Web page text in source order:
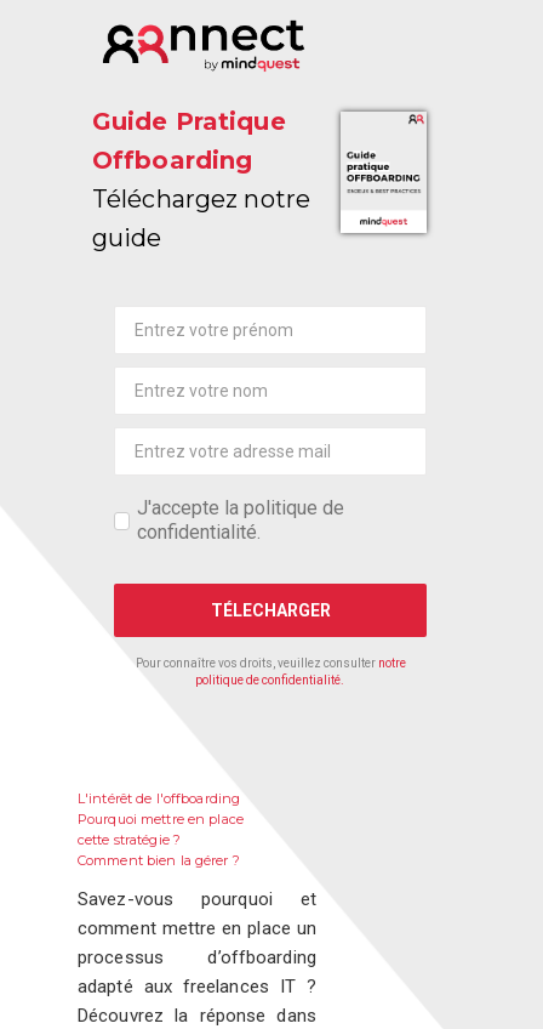
Guide Pratique
Offboarding
Téléchargez notre
guide
Savez-vous pourquoi et
comment mettre en place un
processus d’offboarding
adapté aux freelances IT ?
Découvrez la réponse dans
L'intérêt de l'offboarding
Pourquoi mettre en place
cette stratégie ?
Comment bien la gérer ?